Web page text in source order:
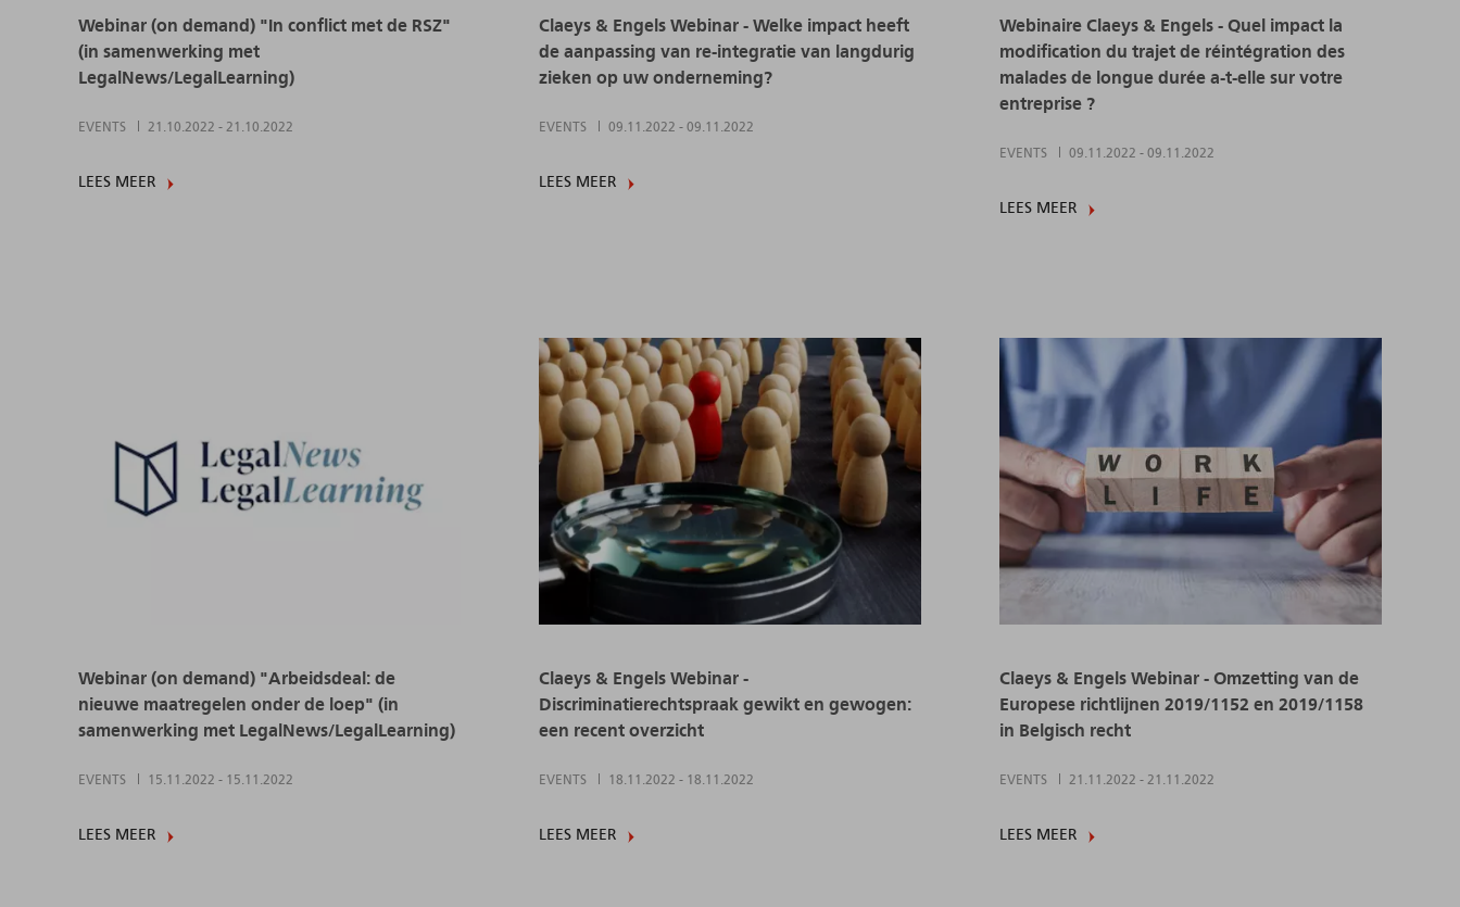
Webinar (on demand) "In conflict met de RSZ"
(in samenwerking met
LegalNews/LegalLearning)
EVENTS 21.10.2022 - 21.10.2022
LEES MEER
Claeys & Engels Webinar - Welke impact heeft
de aanpassing van re-integratie van langdurig
zieken op uw onderneming?
EVENTS 09.11.2022 - 09.11.2022
LEES MEER
Webinaire Claeys & Engels - Quel impact la
modification du trajet de réintégration des
malades de longue durée a-t-elle sur votre
entreprise ?
EVENTS 09.11.2022 - 09.11.2022
LEES MEER
Webinar (on demand) "Arbeidsdeal: de
nieuwe maatregelen onder de loep" (in
samenwerking met LegalNews/LegalLearning)
EVENTS 15.11.2022 - 15.11.2022
LEES MEER
Claeys & Engels Webinar -
Discriminatierechtspraak gewikt en gewogen:
een recent overzicht
EVENTS 18.11.2022 - 18.11.2022
LEES MEER
Claeys & Engels Webinar - Omzetting van de
Europese richtlijnen 2019/1152 en 2019/1158
in Belgisch recht
EVENTS 21.11.2022 - 21.11.2022
LEES MEER